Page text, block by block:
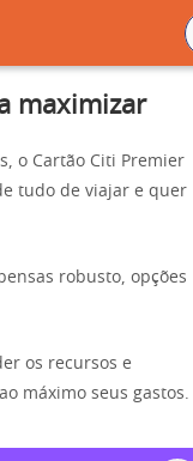
maximizar
o Cartão Citi Premier
tudo de viajar e quer
robusto, opções
os recursos e
máximo seus gastos.